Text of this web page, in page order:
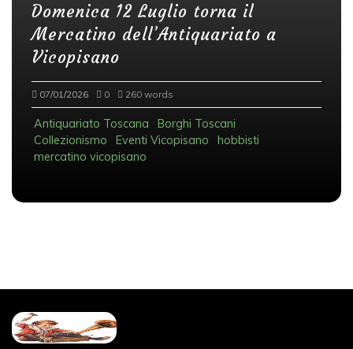
Domenica 12 Luglio torna il
Mercatino dell’Antiquariato a
Vicopisano
07/01/2026 0 260 words
Antiquariato Toscana
Borghi Toscani
Collezionismo
Eventi Vicopisano
hobbisti
mercatino vicopisano